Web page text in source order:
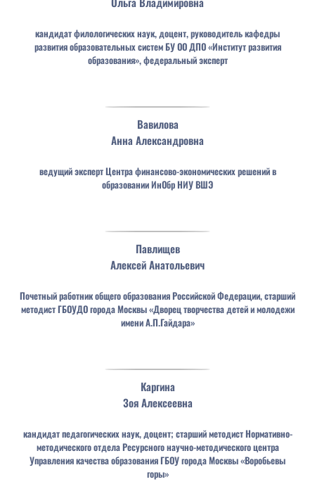
кандидат филологических наук, доцент, руководитель кафедры
развития образовательных систем БУ ОО ДПО «Институт развития
образования», федеральный эксперт
Вавилова
Анна Александровна
ведущий эксперт Центра финансово-экономических решений в
образовании ИнОбр НИУ ВШЭ
Павлищев
АлексейАнатольевич
Почетный работник общего образования Российской Федерации, старший
методист ГБОУДО города Москвы «Дворец творчества детей и молодежи
имени А.П.Гайдара»
Каргина
Зоя Алексеевна
кандидат педагогических наук, доцент; старший методист Нормативно-
методического отдела Ресурсного научно-методического центра
Управления качества образования ГБОУ города Москвы «Воробьевы
горы»